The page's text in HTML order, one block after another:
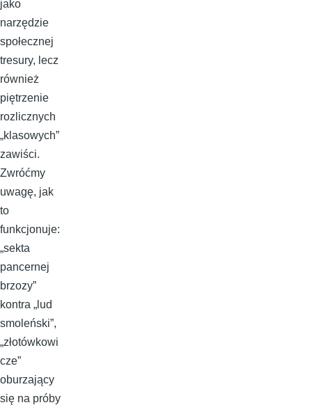
jako
narzędzie
społecznej
tresury, lecz
również
piętrzenie
rozlicznych
„klasowych”
zawiści.
Zwróćmy
uwagę, jak
to
funkcjonuje:
„sekta
pancernej
brzozy”
kontra „lud
smoleński”,
„złotówkowi
cze”
oburzający
się na próby